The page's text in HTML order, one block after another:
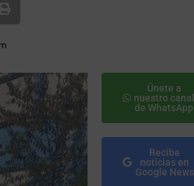
Únete a
nuestro canal
de WhatsApp
Recibe
noticias en
Google News